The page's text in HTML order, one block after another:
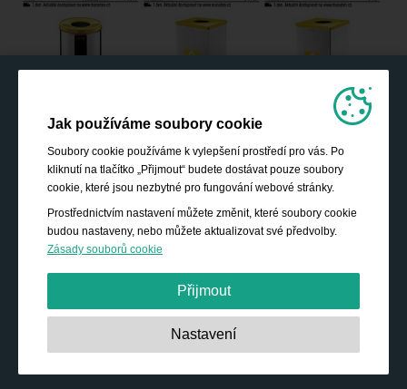
Jak používáme soubory cookie
Soubory cookie používáme k vylepšení prostředí pro vás. Po
kliknutí na tlačítko „Přijmout“ budete dostávat pouze soubory
cookie, které jsou nezbytné pro fungování webové stránky.
Prostřednictvím nastavení můžete změnit, které soubory cookie
budou nastaveny, nebo můžete aktualizovat své předvolby.
Zásady souborů cookie
Přijmout
Tyto soubory cookie jsou nezbytné pro
Nastavení